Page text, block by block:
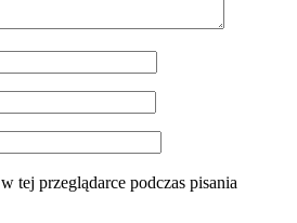
tej przeglądarce podczas pisania